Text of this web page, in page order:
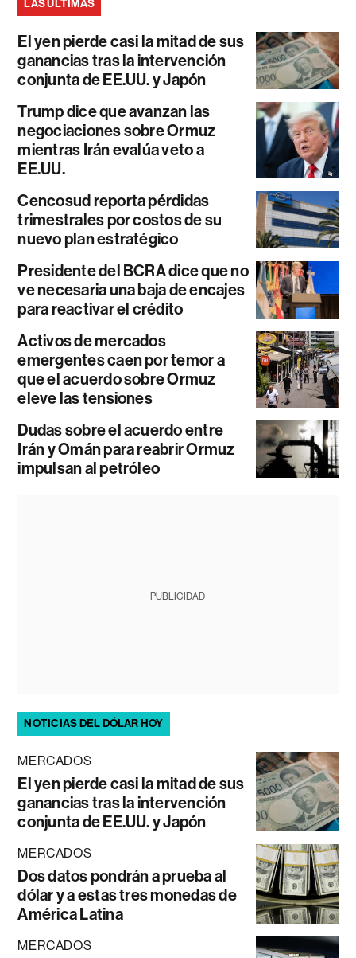
LAS ÚLTIMAS
El yen pierde casi la mitad de sus
ganancias tras la intervención
conjunta de EE.UU. y Japón
Trump dice que avanzan las
negociaciones sobre Ormuz
mientras Irán evalúa veto a
EE.UU.
Cencosud reporta pérdidas
trimestrales por costos de su
nuevo plan estratégico
Presidente del BCRA dice que no
ve necesaria una baja de encajes
para reactivar el crédito
Activos de mercados
emergentes caen por temor a
que el acuerdo sobre Ormuz
eleve las tensiones
Dudas sobre el acuerdo entre
Irán y Omán para reabrir Ormuz
impulsan al petróleo
PUBLICIDAD
NOTICIAS DEL DÓLAR HOY
MERCADOS
El yen pierde casi la mitad de sus
ganancias tras la intervención
conjunta de EE.UU. y Japón
MERCADOS
Dos datos pondrán a prueba al
dólar y a estas tres monedas de
América Latina
MERCADOS